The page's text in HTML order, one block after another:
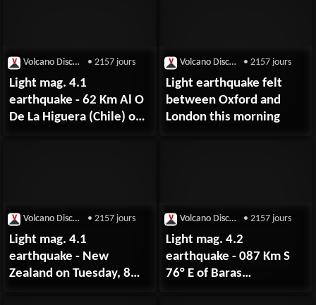
Volcano Discovery • 2157 jours
Light mag. 4.1
earthquake - 62 Km Al O
De La Higuera (Chile) on
Volcano Discovery • 2157 jours
Light earthquake felt
between Oxford and
London this morning
Volcano Discovery • 2157 jours
Light mag. 4.1
earthquake - New
Zealand on Tuesday, 8
Volcano Discovery • 2157 jours
Light mag. 4.2
earthquake - 087 Km S
76° E of Baras